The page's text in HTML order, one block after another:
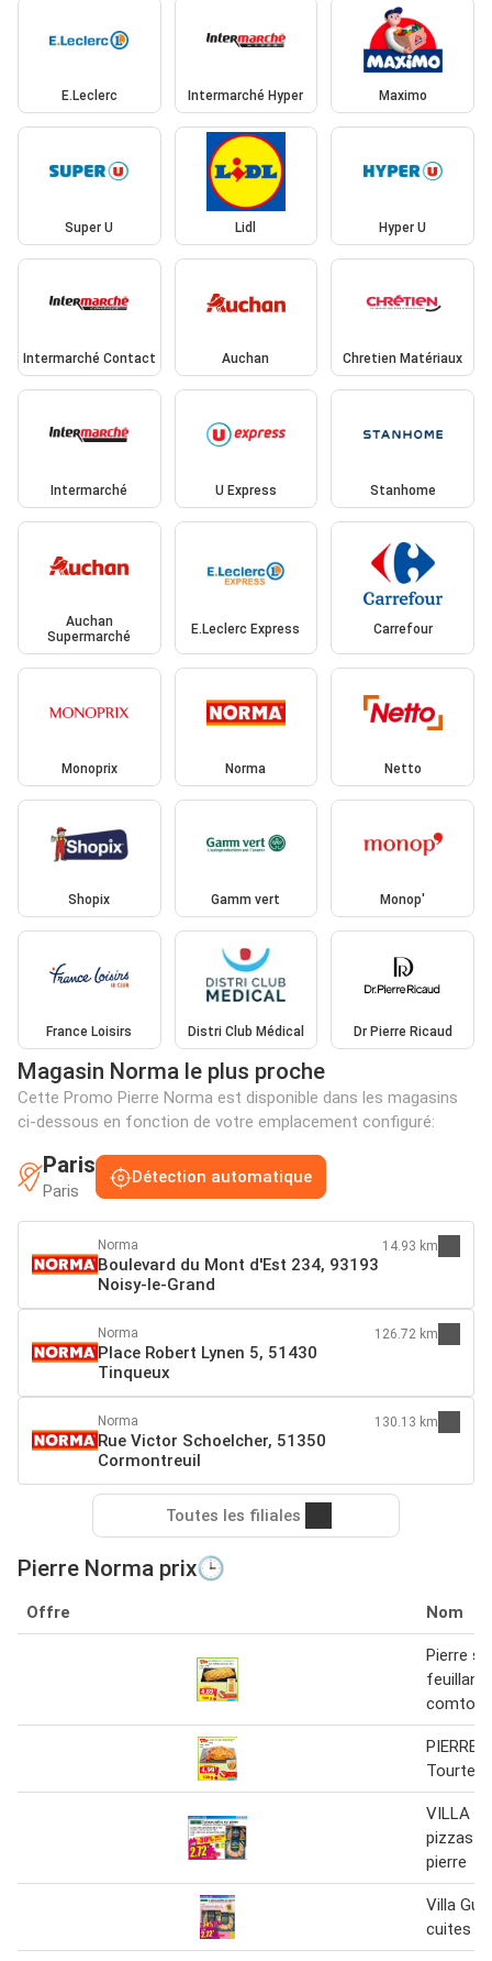
E.Leclerc Intermarché Hyper Maximo
Super U Lidl Hyper U
Intermarché Contact Auchan Chretien Matériaux
Intermarché U Express Stanhome
Auchan
Supermarché
E.Leclerc Express Carrefour
Monoprix Norma Netto
Shopix Gamm vert Monop'
France Loisirs Distri Club Médical Dr Pierre Ricaud
Magasin Norma le plus proche
Cette Promo Pierre Norma est disponible dans les magasins
ci-dessous en fonction de votre emplacement configuré:
Paris
Paris
Détection automatique
Norma
Boulevard du Mont d'Est 234, 93193
Noisy-le-Grand
14.93 km
Norma
Place Robert Lynen 5, 51430
Tinqueux
126.72 km
Norma
Rue Victor Schoelcher, 51350
Cormontreuil
130.13 km
Toutes les filiales
Pierre Norma prix🕒
Offre Nom
Pierre
PIERRE
Tourte
VILLA
pizzas
pierre
Villa
cuites